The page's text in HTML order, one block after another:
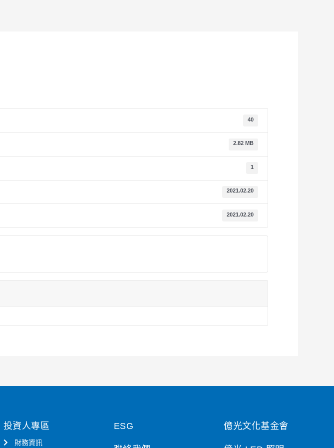
40
2.82 MB
1
2021.02.20
2021.02.20
投資人專區
財務資訊
ESG 億光文化基金會